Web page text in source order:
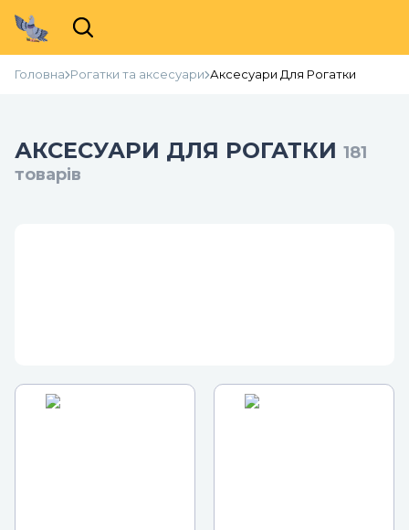
Головна Рогатки та аксесуари Аксесуари Для Рогатки
АКСЕСУАРИ ДЛЯ РОГАТКИ 181
товарів